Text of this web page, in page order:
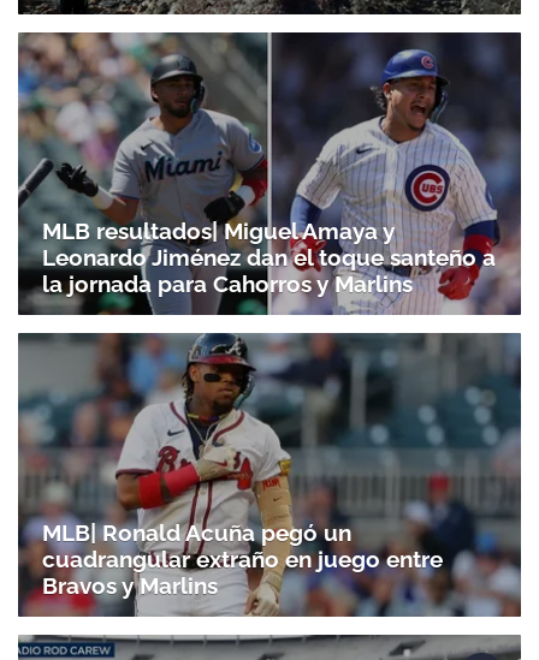
MLB resultados| Miguel Amaya y
Leonardo Jiménez dan el toque santeño a
la jornada para Cahorros y Marlins
MLB| Ronald Acuña pegó un
cuadrangular extraño en juego entre
Bravos y Marlins